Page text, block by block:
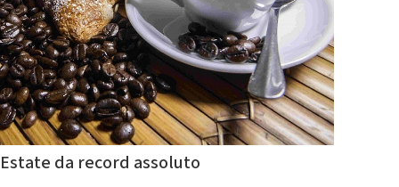
Estate da record assoluto